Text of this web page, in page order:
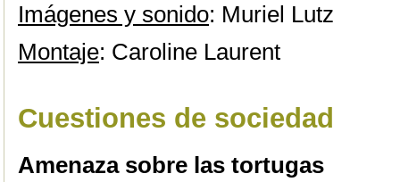
Imágenes y sonido: Muriel Lutz
Montaje: Caroline Laurent
Cuestiones de sociedad
Amenaza sobre las tortugas